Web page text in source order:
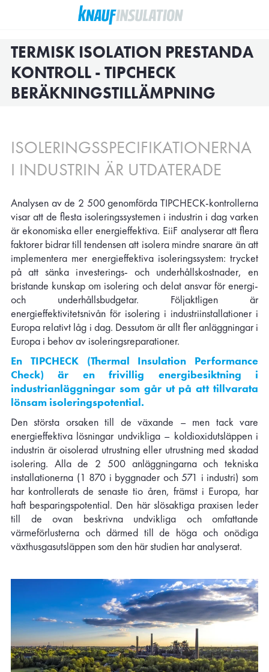
TERMISK ISOLATION PRESTANDA
KONTROLL - TIPCHECK
BERÄKNINGSTILLÄMPNING
ISOLERINGSSPECIFIKATIONERNA
I INDUSTRIN ÄR UTDATERADE
Analysen av de 2 500 genomförda TIPCHECK-kontrollerna
visar att de flesta isoleringssystemen i industrin i dag varken
är ekonomiska eller energieffektiva. EiiF analyserar att flera
faktorer bidrar till tendensen att isolera mindre snarare än att
implementera mer energieffektiva isoleringssystem: trycket
på att sänka investerings- och underhållskostnader, en
bristande kunskap om isolering och delat ansvar för energi-
och underhållsbudgetar. Följaktligen är
energieffektivitetsnivån för isolering i industriinstallationer i
Europa relativt låg i dag. Dessutom är allt fler anläggningar i
Europa i behov av isoleringsreparationer.
En TIPCHECK (Thermal Insulation Performance
Check) är en frivillig energibesiktning i
industrianläggningar som går ut på att tillvarata
lönsam isoleringspotential.
Den största orsaken till de växande – men tack vare
energieffektiva lösningar undvikliga – koldioxidutsläppen i
industrin är oisolerad utrustning eller utrustning med skadad
isolering. Alla de 2 500 anläggningarna och tekniska
installationerna (1 870 i byggnader och 571 i industri) som
har kontrollerats de senaste tio åren, främst i Europa, har
haft besparingspotential. Den här slösaktiga praxisen leder
till de ovan beskrivna undvikliga och omfattande
värmeförlusterna och därmed till de höga och onödiga
växthusgasutsläppen som den här studien har analyserat.